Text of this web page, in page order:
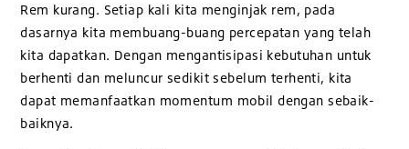
Rem kurang. Setiap kali kita menginjak rem, pada
dasarnya kita membuang-buang percepatan yang telah
kita dapatkan. Dengan mengantisipasi kebutuhan untuk
berhenti dan meluncur sedikit sebelum terhenti, kita
dapat memanfaatkan momentum mobil dengan sebaik-
baiknya.